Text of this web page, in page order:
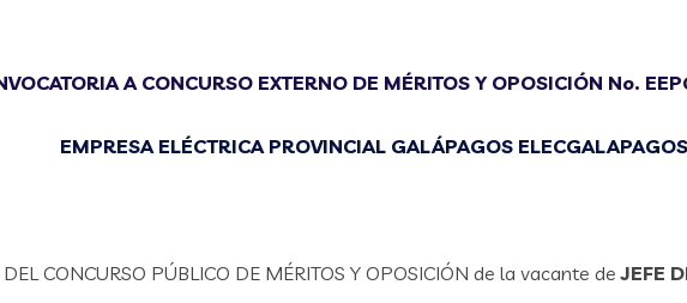
A CONCURSO EXTERNO DE MÉRITOS Y OPOSICIÓN No.
EMPRESA ELÉCTRICA PROVINCIAL GALÁPAGOS
CONCURSO PÚBLICO DE MÉRITOS Y OPOSICIÓN de la vacante deJEFE